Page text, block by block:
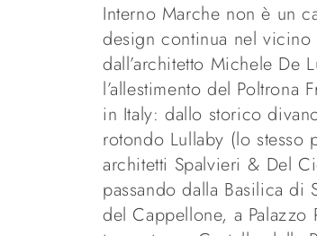
Interno Marche non è un
design continua nel vicino
dall’architetto Michele
l’allestimento del
in Italy: dallo storico
rotondo Lullaby (lo stesso
architetti Spalvieri & Del
passando dalla Basilica
del Cappellone, a